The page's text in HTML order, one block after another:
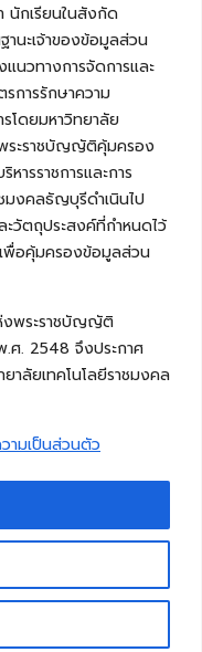
นักเรียนในสังกัด
านะเจ้าของข้อมูลส่วน
แนวทางการจัดการและ
การรักษาความ
โดยมหาวิทยาลัย
พระราชบัญญัติคุ้มครอง
ารราชการและการ
มงคลธัญบุรีดำเนินไป
ะวัตถุประสงค์ที่กำหนดไว้
เพื่อคุ้มครองข้อมูลส่วน
งพระราชบัญญัติ
.ศ. 2548 จึงประกาศ
ลัยเทคโนโลยีราชมงคล
ามเป็นส่วนตัว
าสตร์ มหาวิทยาลัย
บุรี